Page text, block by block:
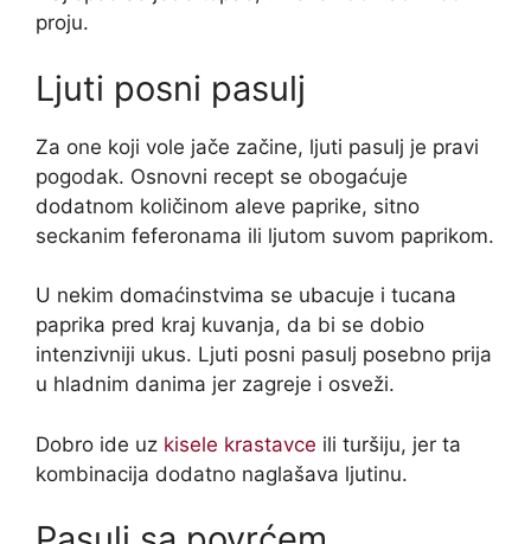
proju.
Ljuti posni pasulj
Za one koji vole jače začine, ljuti pasulj je pravi
pogodak. Osnovni recept se obogaćuje
dodatnom količinom aleve paprike, sitno
seckanim feferonama ili ljutom suvom paprikom.
U nekim domaćinstvima se ubacuje i tucana
paprika pred kraj kuvanja, da bi se dobio
intenzivniji ukus. Ljuti posni pasulj posebno prija
u hladnim danima jer zagreje i osveži.
Dobro ide uz kisele krastavce ili turšiju, jer ta
kombinacija dodatno naglašava ljutinu.